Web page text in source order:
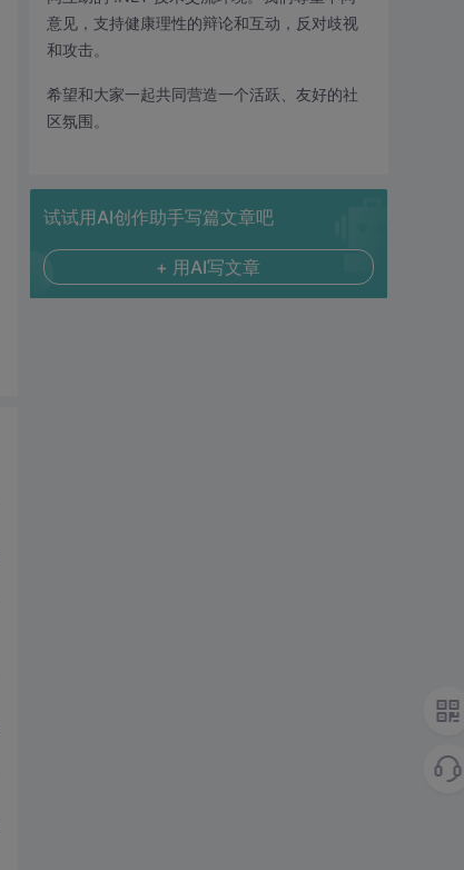
意见，支持健康理性的辩论和互动，反对歧视
和攻击。
希望和大家一起共同营造一个活跃、友好的社
区氛围。
试试用AI创作助手写篇文章吧
+ 用AI写文章